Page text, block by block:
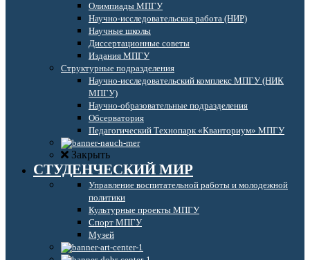
Олимпиады МПГУ
Научно-исследовательская работа (НИР)
Научные школы
Диссертационные советы
Издания МПГУ
Структурные подразделения
Научно-исследовательский комплекс МПГУ (НИК
МПГУ)
Научно-образовательные подразделения
Обсерватория
Педагогический Технопарк «Кванториум» МПГУ
Закрыть
СТУДЕНЧЕСКИЙ МИР
Управление воспитательной работы и молодежной
политики
Культурные проекты МПГУ
Спорт МПГУ
Музей